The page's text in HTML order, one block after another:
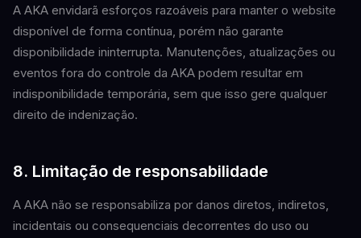
A AKA envidarã esforços razoáveis para manter o website
disponível de forma contínua, porém não garante
disponibilidade ininterrupta. Manutenções, atualizações ou
eventos fora do controle da AKA podem resultar em
indisponibilidade temporária, sem que isso gere qualquer
direito de indenização.
8. Limitação de responsabilidade
A AKA não se responsabiliza por danos diretos, indiretos,
incidentais ou consequenciais decorrentes do uso ou